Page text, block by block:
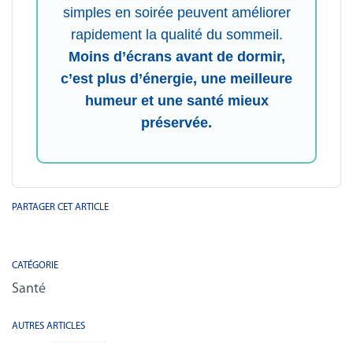
simples en soirée peuvent améliorer
rapidement la qualité du sommeil.
Moins d’écrans avant de dormir,
c’est plus d’énergie, une meilleure
humeur et une santé mieux
préservée.
PARTAGER CET ARTICLE
CATÉGORIE
Santé
AUTRES ARTICLES